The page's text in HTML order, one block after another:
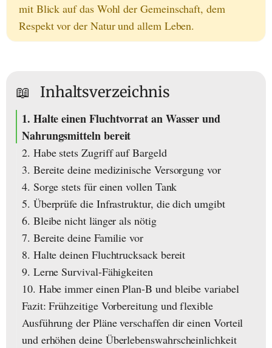
mit Blick auf das Wohl der Gemeinschaft, dem
Respekt vor der Natur und allem Leben.
📖 Inhaltsverzeichnis
1. Halte einen Fluchtvorrat an Wasser und
Nahrungsmitteln bereit
2. Habe stets Zugriff auf Bargeld
3. Bereite deine medizinische Versorgung vor
4. Sorge stets für einen vollen Tank
5. Überprüfe die Infrastruktur, die dich umgibt
6. Bleibe nicht länger als nötig
7. Bereite deine Familie vor
8. Halte deinen Fluchtrucksack bereit
9. Lerne Survival-Fähigkeiten
10. Habe immer einen Plan-B und bleibe variabel
Fazit: Frühzeitige Vorbereitung und flexible
Ausführung der Pläne verschaffen dir einen Vorteil
und erhöhen deine Überlebenswahrscheinlichkeit